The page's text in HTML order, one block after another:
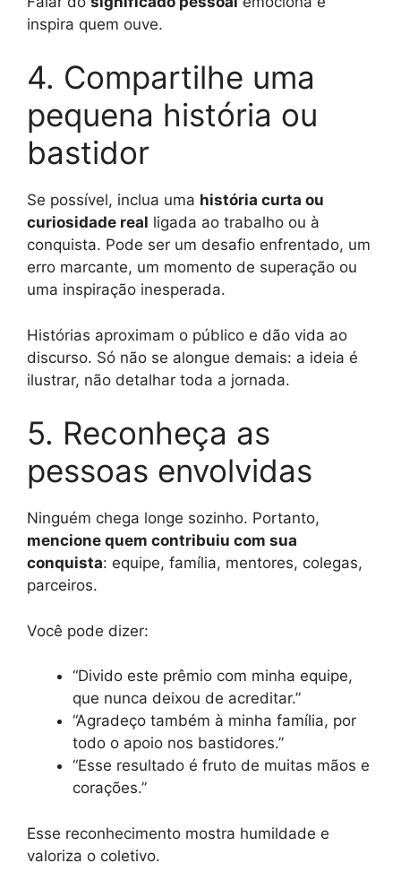
inspira quem ouve.
4. Compartilhe uma
pequena história ou
bastidor
Se possível, inclua uma história curta ou
curiosidade real ligada ao trabalho ou à
conquista. Pode ser um desafio enfrentado, um
erro marcante, um momento de superação ou
uma inspiração inesperada.
Histórias aproximam o público e dão vida ao
discurso. Só não se alongue demais: a ideia é
ilustrar, não detalhar toda a jornada.
5. Reconheça as
pessoas envolvidas
Ninguém chega longe sozinho. Portanto,
mencione quem contribuiu com sua
conquista: equipe, família, mentores, colegas,
parceiros.
Você pode dizer:
“Divido este prêmio com minha equipe,
que nunca deixou de acreditar.”
“Agradeço também à minha família, por
todo o apoio nos bastidores.”
“Esse resultado é fruto de muitas mãos e
corações.”
Esse reconhecimento mostra humildade e
valoriza o coletivo.